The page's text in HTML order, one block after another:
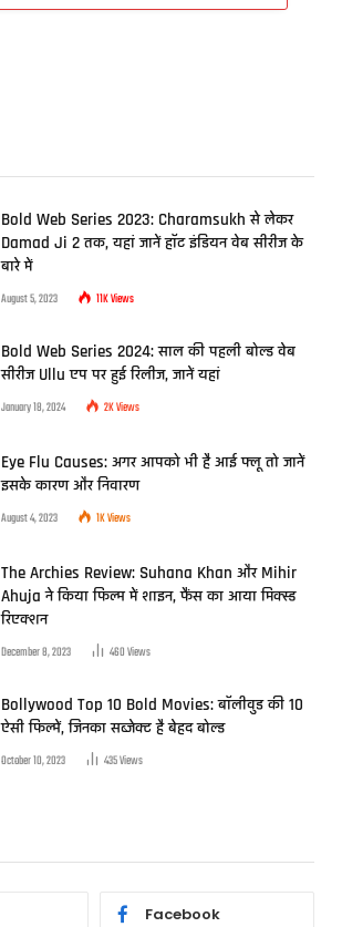
Bold Web Series 2023: Charamsukh से लेकर
Damad Ji 2 तक, यहां जानें हॉट इंडियन वेब सीरीज के
बारे में
August 5, 2023 11KViews
Bold Web Series 2024: साल की पहली बोल्ड वेब
सीरीज Ullu एप पर हुई रिलीज, जानें यहां
January 18, 2024 2KViews
Eye Flu Causes: अगर आपको भी है आई फ्लू तो जानें
इसके कारण और निवारण
August 4, 2023 1KViews
The Archies Review: Suhana Khan और Mihir
Ahuja ने किया फिल्म में शाइन, फैंस का आया मिक्स्ड
रिएक्शन
December 8, 2023 460Views
Bollywood Top 10 Bold Movies: बॉलीवुड की 10
ऐसी फिल्में, जिनका सब्जेक्ट है बेहद बोल्ड
October 10, 2023 435Views
Facebook